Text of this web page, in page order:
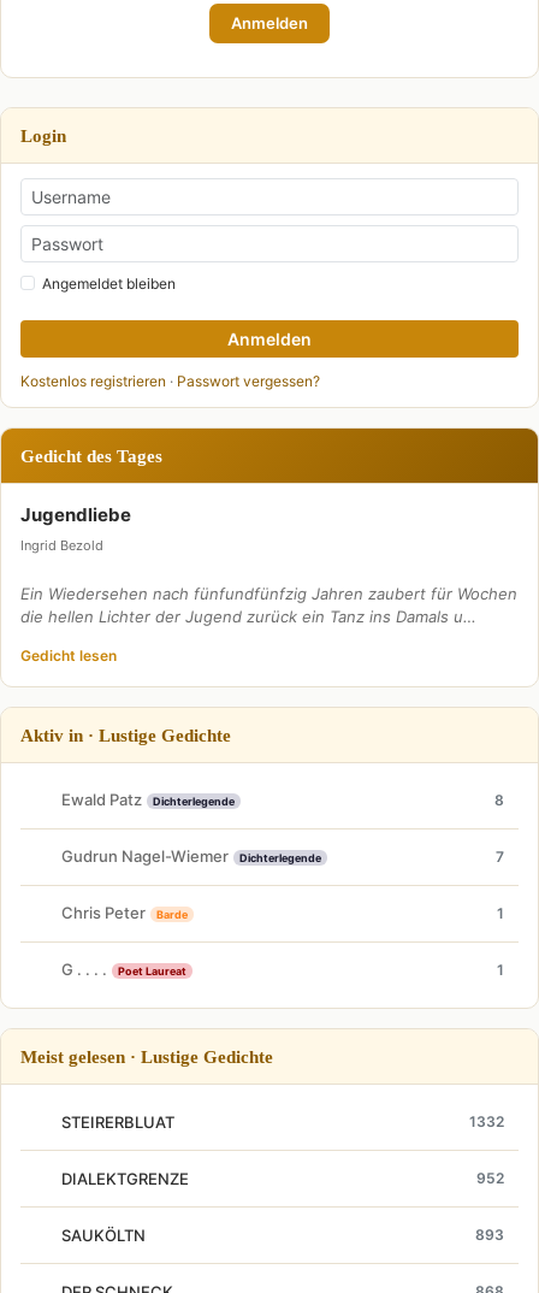
Anmelden
Login
Angemeldet bleiben
Anmelden
Kostenlos registrieren · Passwort vergessen?
Gedicht des Tages
Jugendliebe
Ingrid Bezold
Ein Wiedersehen nach fünfundfünfzig Jahren zaubert für Wochen
die hellen Lichter der Jugend zurück ein Tanz ins Damals u…
Gedicht lesen
Aktiv in · Lustige Gedichte
Ewald Patz Dichterlegende 8
Gudrun Nagel-Wiemer Dichterlegende 7
Chris Peter Barde 1
G . . . . Poet Laureat 1
Meist gelesen · Lustige Gedichte
STEIRERBLUAT 1332
DIALEKTGRENZE 952
SAUKÖLTN 893